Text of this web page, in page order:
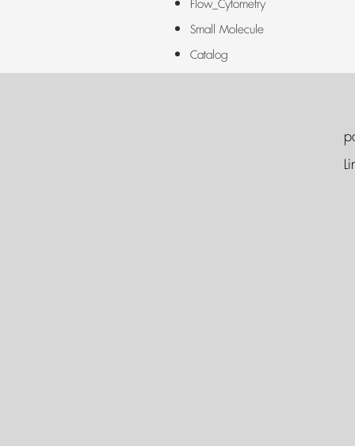
Flow_Cytometry
Small Molecule
Catalog